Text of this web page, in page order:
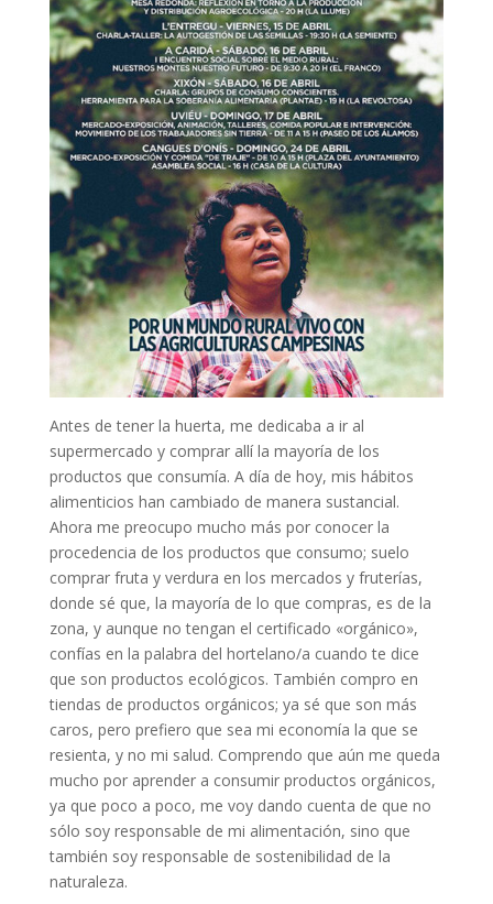
Antes de tener la huerta, me dedicaba a ir al
supermercado y comprar allí la mayoría de los
productos que consumía. A día de hoy, mis hábitos
alimenticios han cambiado de manera sustancial.
Ahora me preocupo mucho más por conocer la
procedencia de los productos que consumo; suelo
comprar fruta y verdura en los mercados y fruterías,
donde sé que, la mayoría de lo que compras, es de la
zona, y aunque no tengan el certificado «orgánico»,
confías en la palabra del hortelano/a cuando te dice
que son productos ecológicos. También compro en
tiendas de productos orgánicos; ya sé que son más
caros, pero prefiero que sea mi economía la que se
resienta, y no mi salud. Comprendo que aún me queda
mucho por aprender a consumir productos orgánicos,
ya que poco a poco, me voy dando cuenta de que no
sólo soy responsable de mi alimentación, sino que
también soy responsable de sostenibilidad de la
naturaleza.